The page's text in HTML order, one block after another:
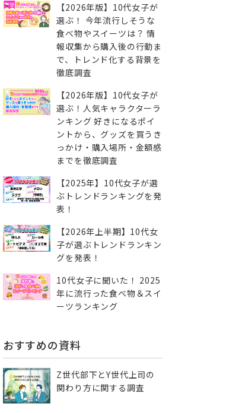
【2026年版】10代女子が
選ぶ！ 今年流行しそうな
食べ物やスイーツは？ 情
報収集から購入後の行動ま
で、トレンド化する背景を
徹底調査
【2026年版】10代女子が
選ぶ！人気キャラクターラ
ンキング 好きになるポイ
ントから、グッズを買うき
っかけ・購入場所・金額感
までを徹底調査
【2025年】10代女子が選
ぶトレンドランキングを発
表！
【2026年上半期】10代女
子が選ぶトレンドランキン
グを発表！
10代女子に聞いた！ 2025
年に流行った食べ物＆スイ
ーツランキング
おすすめの資料
Z世代部下とY世代上司の
関わり方に関する調査